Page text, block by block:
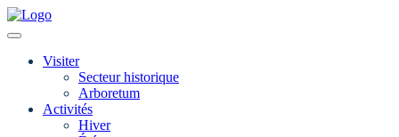
Visiter
Secteur historique
Arboretum
Activités
Hiver